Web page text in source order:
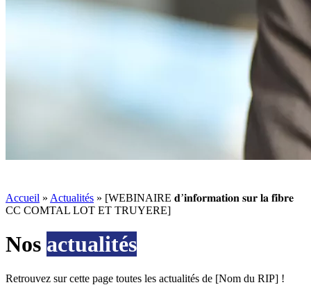
Accueil » Actualités » [WEBINAIRE 𝐝’𝐢𝐧𝐟𝐨𝐫𝐦𝐚𝐭𝐢𝐨𝐧 𝐬𝐮𝐫 𝐥𝐚 𝐟𝐢𝐛𝐫𝐞
CC COMTAL LOT ET TRUYERE]
Nos actualités
Retrouvez sur cette page toutes les actualités de [Nom du RIP] !